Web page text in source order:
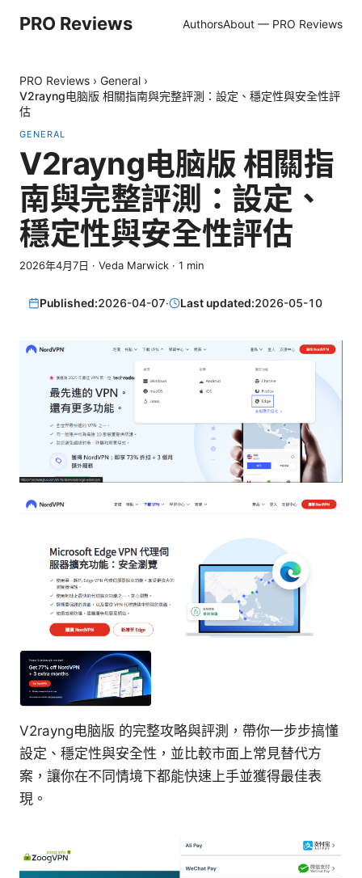
PRO Reviews AuthorsAbout — PRO Reviews
PRO Reviews › General ›
V2rayng电脑版 相關指南與完整評測：設定、穩定性與安全性評
估
GENERAL
V2rayng电脑版 相關指
南與完整評測：設定、
穩定性與安全性評估
2026年4月7日 · Veda Marwick · 1 min
Published:2026-04-07· Last updated:2026-05-10
V2rayng电脑版 的完整攻略與評測，帶你一步步搞懂
設定、穩定性與安全性，並比較市面上常見替代方
案，讓你在不同情境下都能快速上手並獲得最佳表
現。